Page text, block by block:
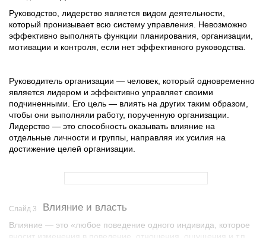
Руководство, лидерство является видом деятельности,
который пронизывает всю систему управления. Невозможно
эффективно выполнять функции планирования, организации,
мотивации и контроля, если нет эффективного руководства.
Руководитель организации — человек, который одновременно
является лидером и эффективно управляет своими
подчиненными. Его цель — влиять на других таким образом,
чтобы они выполняли работу, порученную организации.
Лидерство — это способность оказывать влияние на
отдельные личности и группы, направляя их усилия на
достижение целей организации.
Слайд 3 Влияние и власть
Влияние — это «любое поведение одного индивида, которое